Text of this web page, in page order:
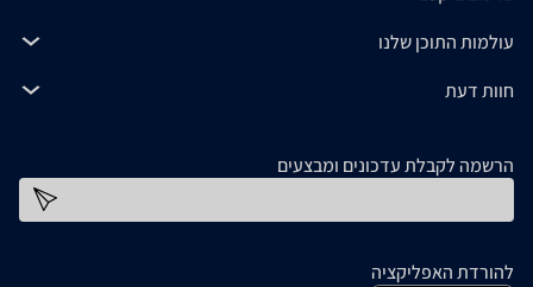
עולמות התוכן שלנו
חוות דעת
הרשמה לקבלת עדכונים ומבצעים
להורדת האפליקציה